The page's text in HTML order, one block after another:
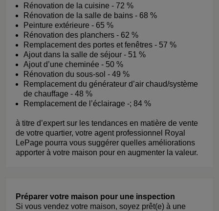
Rénovation de la cuisine - 72 %
Rénovation de la salle de bains - 68 %
Peinture extérieure - 65 %
Rénovation des planchers - 62 %
Remplacement des portes et fenêtres - 57 %
Ajout dans la salle de séjour - 51 %
Ajout d’une cheminée - 50 %
Rénovation du sous-sol - 49 %
Remplacement du générateur d’air chaud/système
de chauffage - 48 %
Remplacement de l’éclairage -; 84 %
à titre d’expert sur les tendances en matière de vente
de votre quartier, votre agent professionnel Royal
LePage pourra vous suggérer quelles améliorations
apporter à votre maison pour en augmenter la valeur.
Préparer votre maison pour une inspection
Si vous vendez votre maison, soyez prêt(e) à une